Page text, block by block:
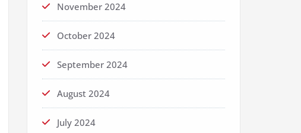
November 2024
October 2024
September 2024
August 2024
July 2024